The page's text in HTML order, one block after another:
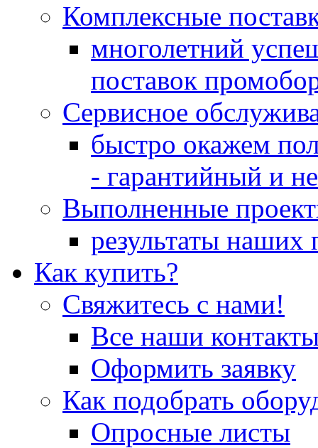
Комплексные
многолетний
поставок
Сервисное
быстро окажем
- гарантийный и
Выполненные
результаты наших
Как купить?
Свяжитесь с нами!
Все наши
Оформить заявку
Как подобрать
Опросные листы